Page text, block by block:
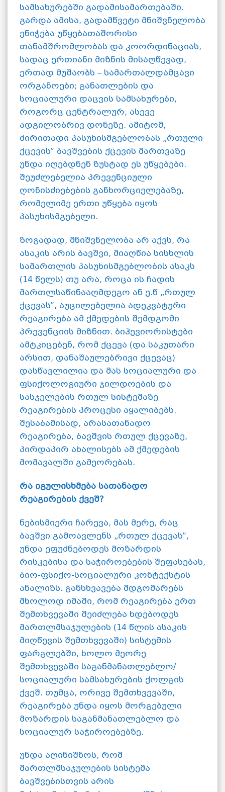
სამსახურებში გადამისამართებაში.
გარდა ამისა, გადამწვეტი მნიშვნელობა
ენიჭება უწყებათაშორისი
თანამშრომლობას და კოორდინაციას,
სადაც ერთიანი მიზნის მისაღწევად,
ერთად მუშაობს – სამართალდამცავი
ორგანოები; განათლების და
სოციალური დაცვის სამსახურები,
როგორც ცენტრალურ, ასევე
ადგილობრივ დონეზე. ამიტომ,
ძირითადი პასუხისმგებლობას „რთული
ქცევის“ ბავშვების ქცევის მართვაზე
უნდა იღებდნენ ზუსტად ეს უწყებები.
შეუძლებელია პრევენციული
ღონისძიებების განხორციელებაზე,
რომელიმე ერთი უწყება იყოს
პასუხისმგებელი.
ზოგადად, მნიშვნელობა არ აქვს, რა
ასაკის არის ბავშვი, მიაღწია სისხლის
სამართლის პასუხისმგებლობის ასაკს
(14 წელს) თუ არა, როცა ის ჩადის
მართლსაწინააღმდეგო ან ე.წ „რთულ
ქცევას“, აუცილებელია ადეკვატური
რეაგირება ამ ქმედების შემდგომი
პრევენციის მიზნით. ბიჰევიორისტები
ამტკიცებენ, რომ ქცევა (და საკუთარი
არსით, დანაშაულებრივი ქცევაც)
დასწავლილია და მას სოციალური და
ფსიქოლოგიური ჯილდოების და
სასჯელების რთულ სისტემაზე
რეაგირების პროცესი აყალიბებს.
შესაბამისად, არასათანადო
რეაგირება, ბავშვის რთულ ქცევაზე,
პირდაპირ ახალისებს ამ ქმედების
მომავალში გამეორებას.
რა იგულისხმება სათანადო
რეაგირების ქვეშ?
ნებისმიერი ჩარევა, მას მერე, რაც
ბავშვი გამოავლენს „რთულ ქცევას“,
უნდა ეფუძნებოდეს მოზარდის
რისკებისა და საჭიროებების შეფასებას,
ბიო-ფსიქო-სოციალური კონტექსტის
ანალიზს. განსხვავება მდგომარებს
მხოლოდ იმაში, რომ რეაგირება ერთ
შემთხვევაში შეიძლება ხდებოდეს
მართლმსაჯულების (14 წლის ასაკის
მიღწევის შემთხვევაში) სისტემის
ფარგლებში, ხოლო მეორე
შემთხვევაში საგანმანათლებლო/
სოციალური სამსახურების ქოლგის
ქვეშ. თუმცა, ორივე შემთხვევაში,
რეაგირება უნდა იყოს მორგებული
მოზარდის საგანმანათლებლო და
სოციალურ საჭიროებებზე.
უნდა აღინიშნოს, რომ
მართლმსაჯულების სისტემა
ბავშვებისთვის არის